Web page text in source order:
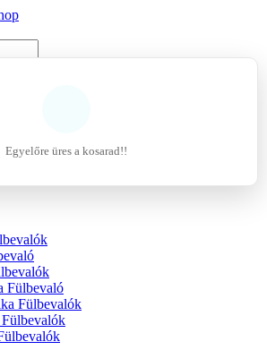
Egyelőre üres a kosarad!!
Fülbevaló
Fülbevalók